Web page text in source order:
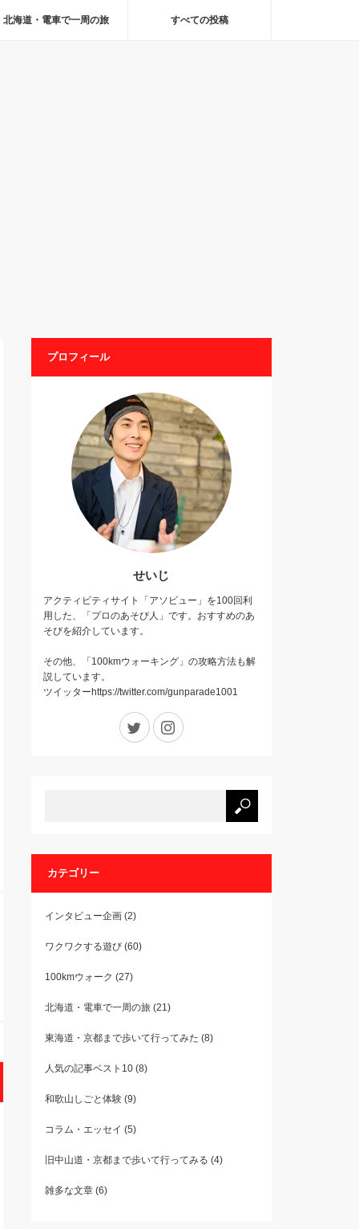
北海道・電車で一周の旅 すべての投稿
プロフィール
せいじ
アクティビティサイト「アソビュー」を100回利
用した、「プロのあそび人」です。おすすめのあ
そびを紹介しています。
その他、「100kmウォーキング」の攻略方法も解
説しています。
ツイッターhttps://twitter.com/gunparade1001
Twitter
カテゴリー
インタビュー企画(2)
ワクワクする遊び(60)
100kmウォーク (27)
北海道・電車で一周の旅 (21)
東海道・京都まで歩いて行ってみた (8)
人気の記事ベスト10(8)
和歌山しごと体験(9)
コラム・エッセイ (5)
旧中山道・京都まで歩いて行ってみる (4)
雑多な文章(6)